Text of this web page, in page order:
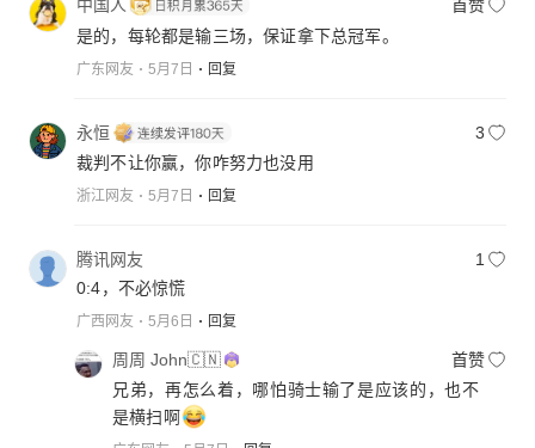
中国人
首赞
是的，每轮都是输三场，保证拿下总冠军。
广东网友 5月7日 回复
永恒
3
裁判不让你赢，你咋努力也没用
浙江网友 5月7日 回复
腾讯网友
1
0:4，不必惊慌
广西网友 5月6日 回复
周周 John🇨🇳
首赞
兄弟，再怎么着，哪怕骑士输了是应该的，也不
是横扫啊